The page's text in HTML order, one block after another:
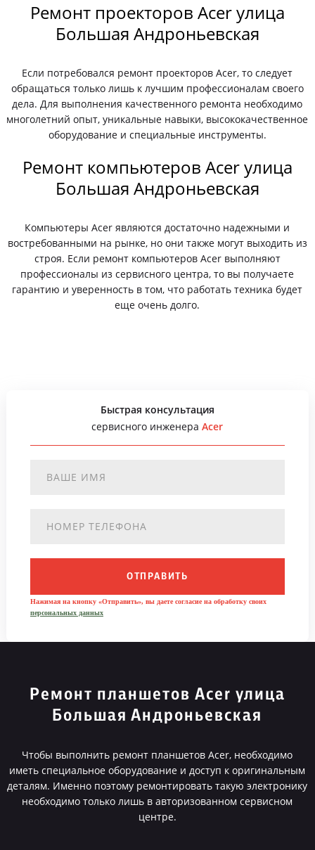
Ремонт проекторов Acer улица
Большая Андроньевская
Если потребовался ремонт проекторов Acer, то следует
обращаться только лишь к лучшим профессионалам своего
дела. Для выполнения качественного ремонта необходимо
многолетний опыт, уникальные навыки, высококачественное
оборудование и специальные инструменты.
Ремонт компьютеров Acer улица
Большая Андроньевская
Компьютеры Acer являются достаточно надежными и
востребованными на рынке, но они также могут выходить из
строя. Если ремонт компьютеров Acer выполняют
профессионалы из сервисного центра, то вы получаете
гарантию и уверенность в том, что работать техника будет
еще очень долго.
Быстрая консультация
сервисного инженераAcer
ОТПРАВИТЬ
Нажимая на кнопку «Отправить», вы даете согласие на обработку своих
персональных данных
Ремонт планшетов Acer улица
Большая Андроньевская
Чтобы выполнить ремонт планшетов Acer, необходимо
иметь специальное оборудование и доступ к оригинальным
деталям. Именно поэтому ремонтировать такую электронику
необходимо только лишь в авторизованном сервисном
центре.